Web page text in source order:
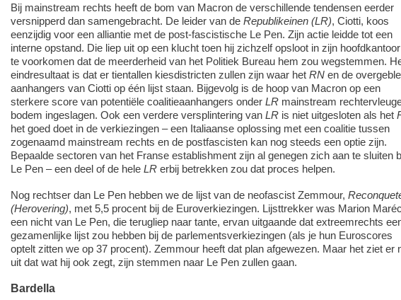
Bij mainstream rechts heeft de bom van Macron de verschillende tendensen eerder
versnipperd dan samengebracht. De leider van de Republikeinen (LR), Ciotti, koos
eenzijdig voor een alliantie met de post-fascistische Le Pen. Zijn actie leidde tot een
interne opstand. Die liep uit op een klucht toen hij zichzelf opsloot in zijn
te voorkomen dat de meerderheid van het Politiek Bureau hem zou wegstemmen.
eindresultaat is dat er tientallen kiesdistricten zullen zijn waar het RNen de
aanhangers van Ciotti op één lijst staan. Bijgevolg is de hoop van Macron op een
sterkere score van potentiële coalitieaanhangers onder LRmainstream
bodem ingeslagen. Ook een verdere versplintering van LRis niet uitgesloten als het
het goed doet in de verkiezingen – een Italiaanse oplossing met een coalitie tussen
zogenaamd mainstream rechts en de postfascisten kan nog steeds een optie zijn.
Bepaalde sectoren van het Franse establishment zijn al genegen zich aan te sluiten
Le Pen – een deel of de hele LRerbij betrekken zou dat proces helpen.
Nog rechtser dan Le Pen hebben we de lijst van de neofascist Zemmour,
(Herovering), met 5,5 procent bij de Euroverkiezingen. Lijsttrekker was Marion
een nicht van Le Pen, die terugliep naar tante, ervan uitgaande dat extreemrechts
gezamenlijke lijst zou hebben bij de parlementsverkiezingen (als je hun Euroscores
optelt zitten we op 37 procent). Zemmour heeft dat plan afgewezen. Maar het ziet er
uit dat wat hij ook zegt, zijn stemmen naar Le Pen zullen gaan.
Bardella